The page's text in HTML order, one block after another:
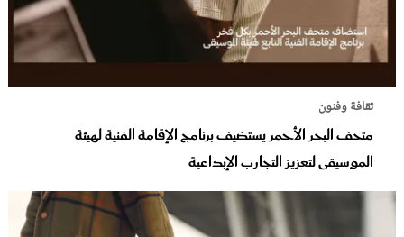
ثقافة وفنون
متحف البحر الأحمر يستضيف برنامج الإقامة الفنية لهيئة
الموسيقى لتعزيز التجارب الإبداعية